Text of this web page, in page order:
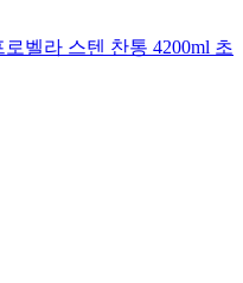
벨라 스텐 찬통 4200ml 초